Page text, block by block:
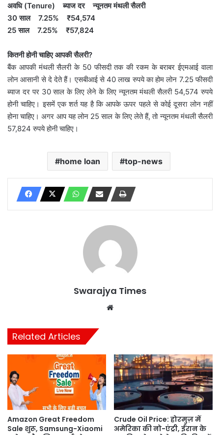
अवधि (Tenure) ब्याज दर न्यूनतम मंथली सैलरी
30 साल 7.25% ₹54,574
25 साल 7.25% ₹57,824
कितनी होनी चाहिए आपकी सैलरी?
बैंक आपकी मंथली सैलरी के 50 फीसदी तक की रकम के बराबर ईएमआई वाला
लोन आसानी से दे देते हैं। एसबीआई से 40 लाख रुपये का होम लोन 7.25 फीसदी
ब्याज दर पर 30 साल के लिए लेने के लिए न्यूनतम मंथली सैलरी 54,574 रुपये
होनी चाहिए। इसमें एक शर्त यह है कि आपके ऊपर पहले से कोई दूसरा लोन नहीं
होना चाहिए। अगर आप यह लोन 25 साल के लिए लेते हैं, तो न्यूनतम मंथली सैलरी
57,824 रुपये होनी चाहिए।
home loan top-news
Swarajya Times
Related Articles
Amazon Great Freedom
Sale शुरू, Samsung-Xiaomi
Crude Oil Price: होरमुज़ में
अमेरिका की नो-एंट्री, ईरान के